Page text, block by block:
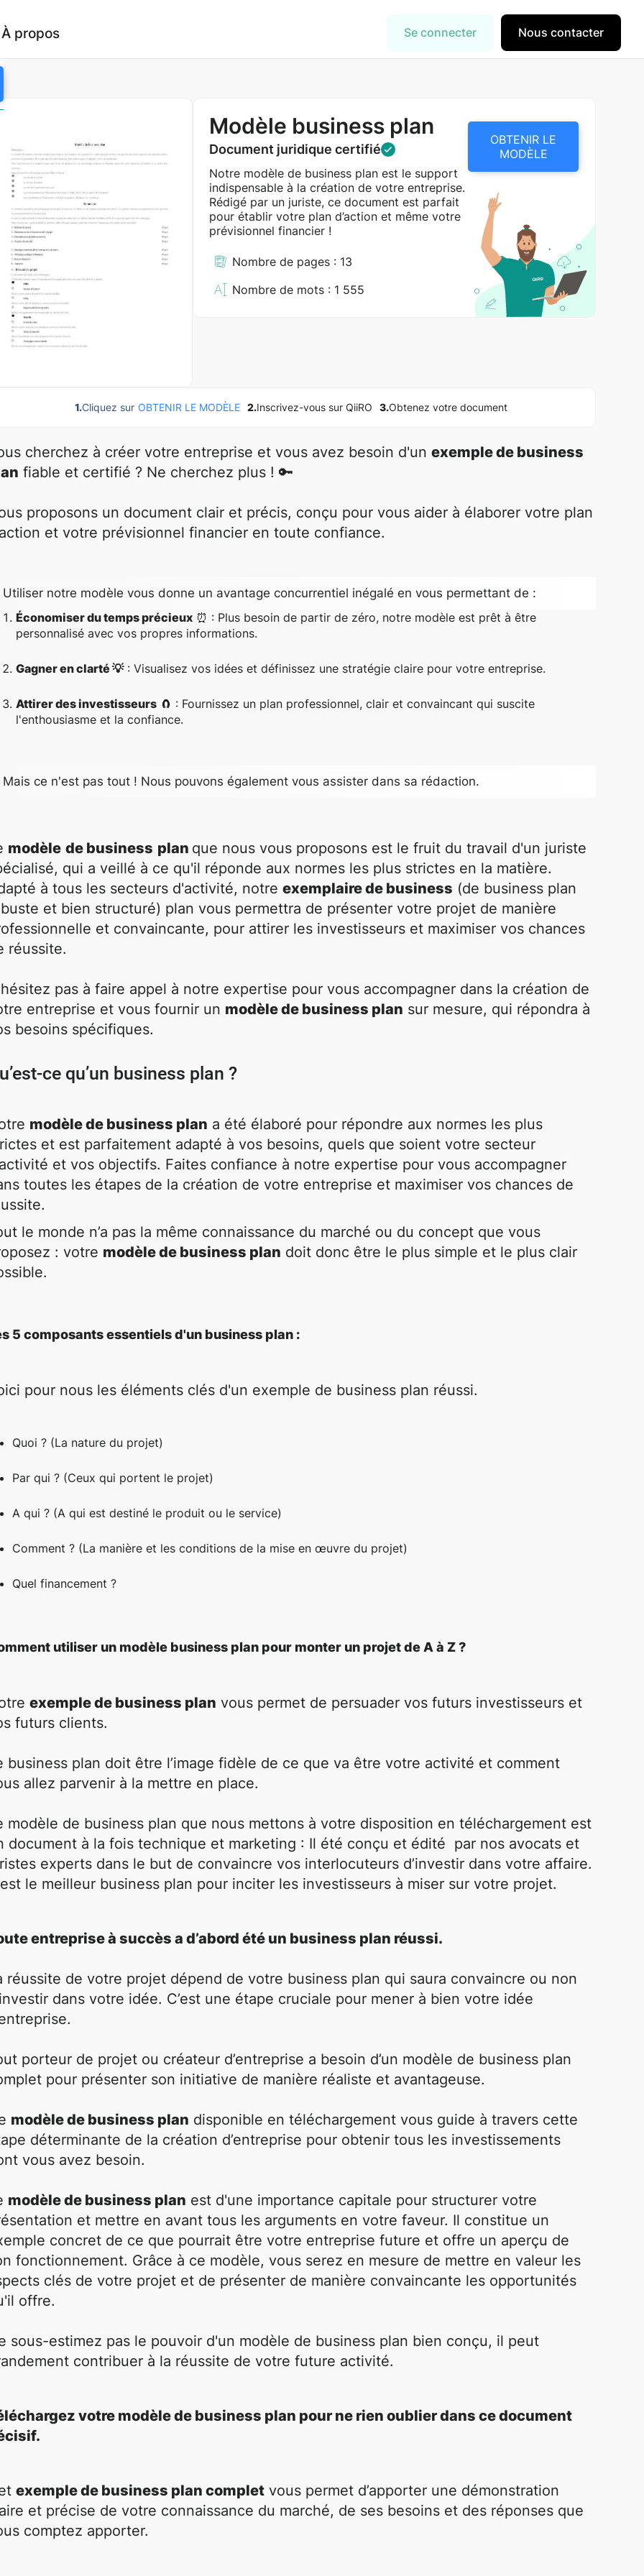
À propos Se connecter Nous contacter
Modèle business plan
Document juridique certifié
Notre modèle de business plan est le support
indispensable à la création de votre entreprise.
Rédigé par un juriste, ce document est parfait
pour établir votre plan d’action et même votre
prévisionnel financier !
Nombre de pages : 13
Nombre de mots : 1 555
OBTENIR LE
MODÈLE
1.Cliquez sur OBTENIR LE MODÈLE 2.Inscrivez-vous sur QiiRO 3.Obtenez votre document
cherchez à créer votre entreprise et vous avez besoin d'unexemple de business
fiable et certifié ? Ne cherchez plus ! 🔑
proposons un document clair et précis, conçu pour vous aider à élaborer votre plan
et votre prévisionnel financier en toute confiance.
Utiliser notre modèle vous donne un avantage concurrentiel inégalé en vous permettant de :
Économiser du temps précieux ⏰ : Plus besoin de partir de zéro, notre modèle est prêt à être
personnalisé avec vos propres informations.
Gagner en clarté 💡: Visualisez vos idées et définissez une stratégie claire pour votre entreprise.
Attirer des investisseurs 🧲 : Fournissez un plan professionnel, clair et convaincant qui suscite
l'enthousiasme et la confiance.
Mais ce n'est pas tout ! Nous pouvons également vous assister dans sa rédaction.
modèle de business plan que nous vous proposons est le fruit du travail d'un juriste
qui a veillé à ce qu'il réponde aux normes les plus strictes en la matière.
à tous les secteurs d'activité, notreexemplaire de business (de business plan
et bien structuré) plan vous permettra de présenter votre projet de manière
et convaincante, pour attirer les investisseurs et maximiser vos chances
réussite.
pas à faire appel à notre expertise pour vous accompagner dans la création de
entreprise et vous fournir un modèle de business plan sur mesure, qui répondra à
besoins spécifiques.
ce qu’un business plan ?
modèle de business plan a été élaboré pour répondre aux normes les plus
et est parfaitement adapté à vos besoins, quels que soient votre secteur
et vos objectifs. Faites confiance à notre expertise pour vous accompagner
toutes les étapes de la création de votre entreprise et maximiser vos chances de
le monde n’a pas la même connaissance du marché ou du concept que vous
: votre modèle de business plan doit donc être le plus simple et le plus clair
5 composants essentiels d'un business plan :
pour nous les éléments clés d'un exemple de business plan réussi.
Quoi ? (La nature du projet)
Par qui ? (Ceux qui portent le projet)
A qui ? (A qui est destiné le produit ou le service)
Comment ? (La manière et les conditions de la mise en œuvre du projet)
Quel financement ?
utiliser un modèle business plan pour monter un projet de A à Z ?
exemple de business plan vous permet de persuader vos futurs investisseurs et
futurs clients.
business plan doit être l’image fidèle de ce que va être votre activité et comment
allez parvenir à la mettre en place.
modèle de business plan que nous mettons à votre disposition en téléchargement est
document à la fois technique et marketing : Il été conçu et édité par nos avocats et
experts dans le but de convaincre vos interlocuteurs d’investir dans votre affaire.
le meilleur business plan pour inciter les investisseurs à miser sur votre projet.
entreprise à succès a d’abord été un business plan réussi.
réussite de votre projet dépend de votre business plan qui saura convaincre ou non
dans votre idée. C’est une étape cruciale pour mener à bien votre idée
porteur de projet ou créateur d’entreprise a besoin d’un modèle de business plan
pour présenter son initiative de manière réaliste et avantageuse.
modèle de business plan disponible en téléchargement vous guide à travers cette
déterminante de la création d’entreprise pour obtenir tous les investissements
vous avez besoin.
modèle de business plan est d'une importance capitale pour structurer votre
et mettre en avant tous les arguments en votre faveur. Il constitue un
concret de ce que pourrait être votre entreprise future et offre un aperçu de
fonctionnement. Grâce à ce modèle, vous serez en mesure de mettre en valeur les
clés de votre projet et de présenter de manière convaincante les opportunités
offre.
sous-estimez pas le pouvoir d'un modèle de business plan bien conçu, il peut
contribuer à la réussite de votre future activité.
votre modèle de business plan pour ne rien oublier dans ce document
exemplede business plan complet vous permet d’apporter une démonstration
et précise de votre connaissance du marché, de ses besoins et des réponses que
comptez apporter.